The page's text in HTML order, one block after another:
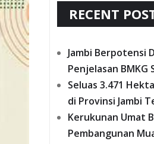
RECENT
Jambi Berpotensi
Penjelasan BMKG
Seluas 3.471
di Provinsi Jambi
Kerukunan Umat
Pembangunan